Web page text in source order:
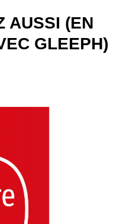
AUSSI (EN
GLEEPH)